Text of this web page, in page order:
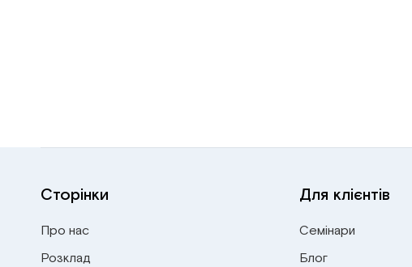
Сторінки
Про нас
Розклад
Для клієнтів
Семінари
Блог